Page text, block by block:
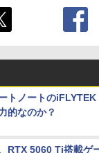
トノートの
的なのか？
RTX 5060 Ti搭載ゲ